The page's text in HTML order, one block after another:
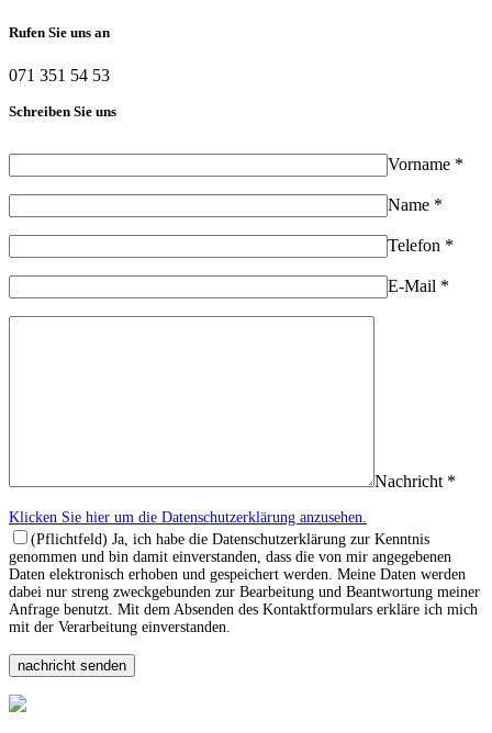
Rufen Sie uns an
071 351 54 53
Schreiben Sie uns
Vorname *
Name *
Telefon *
E-Mail *
Nachricht *
Klicken Sie hier um die Datenschutzerklärung anzusehen.
(Pflichtfeld) Ja, ich habe die Datenschutzerklärung zur Kenntnis
genommen und bin damit einverstanden, dass die von mir angegebenen
Daten elektronisch erhoben und gespeichert werden. Meine Daten werden
dabei nur streng zweckgebunden zur Bearbeitung und Beantwortung meiner
Anfrage benutzt. Mit dem Absenden des Kontaktformulars erkläre ich mich
mit der Verarbeitung einverstanden.